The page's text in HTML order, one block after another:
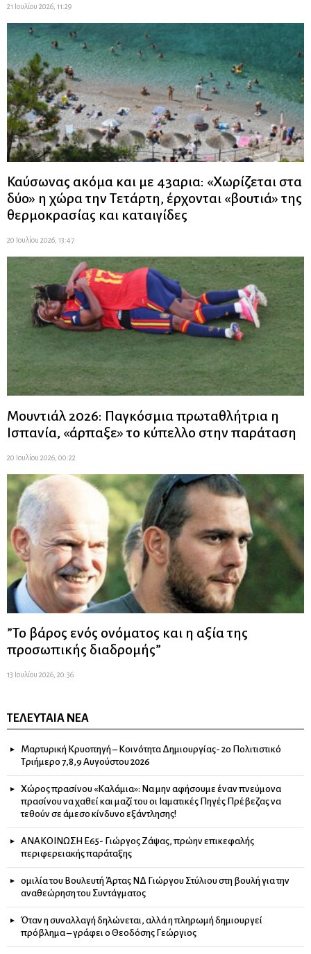
21 Ιουλίου 2026, 11:29
Καύσωνας ακόμα και με 43αρια: «Χωρίζεται στα
δύο» η χώρα την Τετάρτη, έρχονται «βουτιά» της
θερμοκρασίας και καταιγίδες
20 Ιουλίου 2026, 13:47
Μουντιάλ 2026: Παγκόσμια πρωταθλήτρια η
Ισπανία, «άρπαξε» το κύπελλο στην παράταση
20 Ιουλίου 2026, 00:22
”Το βάρος ενός ονόματος και η αξία της
προσωπικής διαδρομής”
13 Ιουλίου 2026, 20:36
ΤΕΛΕΥΤΑΊΑ ΝΈΑ
Μαρτυρική Κρυοπηγή – Κοινότητα Δημιουργίας- 2ο Πολιτιστικό
Τριήμερο 7,8,9 Αυγούστου 2026
Χώρος πρασίνου «Καλάμια»: Να μην αφήσουμε έναν πνεύμονα
πρασίνου να χαθεί και μαζί του οι Ιαματικές Πηγές Πρέβεζας να
τεθούν σε άμεσο κίνδυνο εξάντλησης!
ΑΝΑΚΟΙΝΩΣΗ Ε65- Γιώργος Ζάψας, πρώην επικεφαλής
περιφερειακής παράταξης
ομιλία του Βουλευτή Άρτας ΝΔ Γιώργου Στύλιου στη βουλή για την
αναθεώρηση του Συντάγματος
Όταν η συναλλαγή δηλώνεται, αλλά η πληρωμή δημιουργεί
πρόβλημα – γράφει ο Θεοδόσης Γεώργιος